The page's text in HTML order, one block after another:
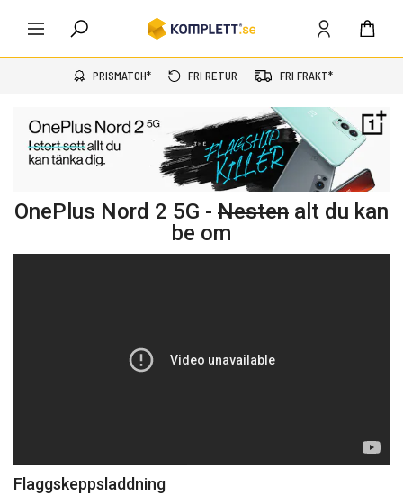
PRISMATCH* FRI RETUR FRI FRAKT*
OnePlus Nord 2 5G - Nesten alt du kan
be om
Flaggskeppsladdning